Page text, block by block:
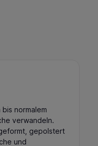
normalem
verwandeln.
gepolstert
und